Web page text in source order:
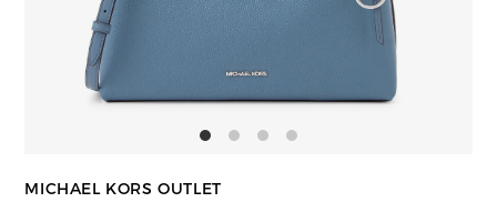
MICHAEL KORS OUTLET